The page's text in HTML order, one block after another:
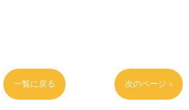
一覧に戻る 次のページ >